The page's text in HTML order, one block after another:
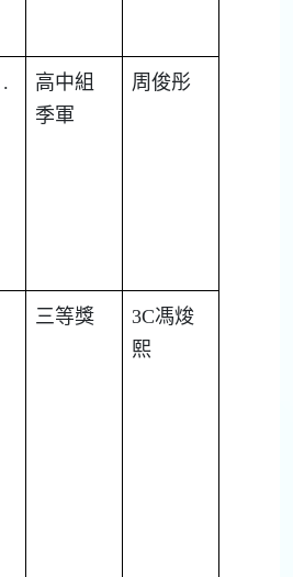
.
高中組
季軍
周俊彤
三等獎 3C馮焌
熙